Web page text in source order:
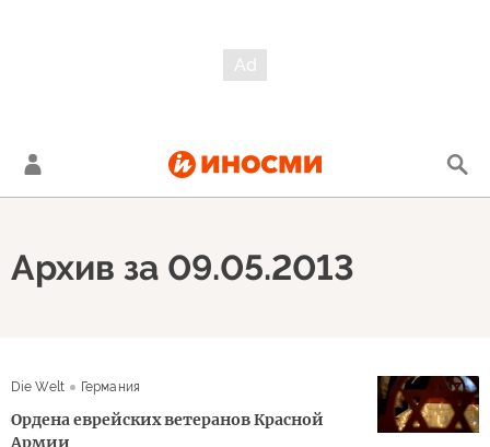
Архив за 09.05.2013
Die Welt Германия
Ордена еврейских ветеранов Красной
Армии